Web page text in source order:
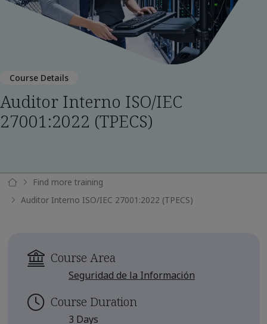
Course Details
Auditor Interno ISO/IEC
27001:2022 (TPECS)
Find more training
Auditor Interno ISO/IEC 27001:2022 (TPECS)
Course Area
Seguridad de la Información
Course Duration
3 Days